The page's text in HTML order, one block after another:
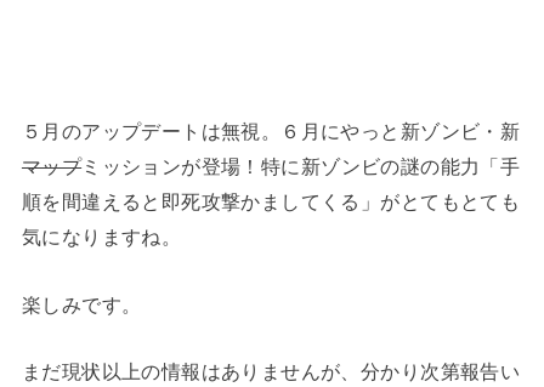
５月のアップデートは無視。６月にやっと新ゾンビ・新
マップミッションが登場！特に新ゾンビの謎の能力「手
順を間違えると即死攻撃かましてくる」がとてもとても
気になりますね。
楽しみです。
まだ現状以上の情報はありませんが、分かり次第報告い